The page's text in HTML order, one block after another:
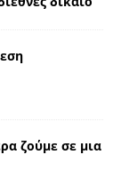
ζούμε σε μια